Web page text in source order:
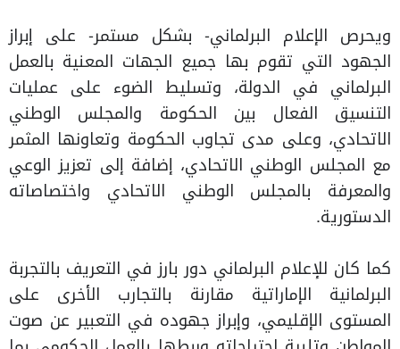
ويحرص الإعلام البرلماني- بشكل مستمر- على إبراز
الجهود التي تقوم بها جميع الجهات المعنية بالعمل
البرلماني في الدولة، وتسليط الضوء على عمليات
التنسيق الفعال بين الحكومة والمجلس الوطني
الاتحادي، وعلى مدى تجاوب الحكومة وتعاونها المثمر
مع المجلس الوطني الاتحادي، إضافة إلى تعزيز الوعي
والمعرفة بالمجلس الوطني الاتحادي واختصاصاته
الدستورية.
كما كان للإعلام البرلماني دور بارز في التعريف بالتجربة
البرلمانية الإماراتية مقارنة بالتجارب الأخرى على
المستوى الإقليمي، وإبراز جهوده في التعبير عن صوت